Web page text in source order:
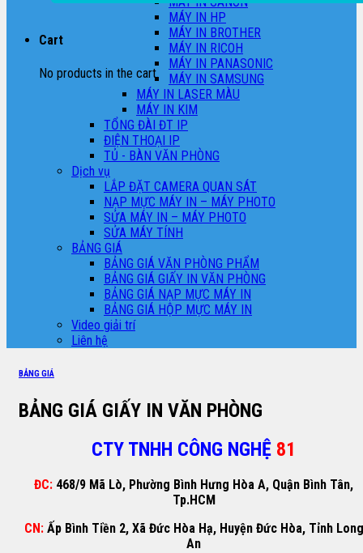
Cart
No products in the cart.
MÁY IN HP
MÁY IN BROTHER
MÁY IN RICOH
MÁY IN PANASONIC
MÁY IN SAMSUNG
MÁY IN LASER MÀU
MÁY IN KIM
TỔNG ĐÀI ĐT IP
ĐIỆN THOẠI IP
TỦ - BÀN VĂN PHÒNG
Dịch vụ
LẮP ĐẶT CAMERA QUAN SÁT
NẠP MỰC MÁY IN – MÁY PHOTO
SỬA MÁY IN – MÁY PHOTO
SỬA MÁY TÍNH
BẢNG GIÁ
BẢNG GIÁ VĂN PHÒNG PHẨM
BẢNG GIÁ GIẤY IN VĂN PHÒNG
BẢNG GIÁ NẠP MỰC MÁY IN
BẢNG GIÁ HỘP MỰC MÁY IN
Video giải trí
Liên hệ
BẢNG GIÁ
BẢNG GIÁ GIẤY IN VĂN PHÒNG
CTY TNHH CÔNG NGHỆ 81
ĐC: 468/9 Mã Lò, Phường Bình Hưng Hòa A, Quận Bình Tân,
Tp.HCM
CN: Ấp Bình Tiền 2, Xã Đức Hòa Hạ, Huyện Đức Hòa, Tỉnh Long
An